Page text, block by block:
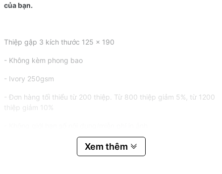
của bạn.
Thiệp gập 3 kích thước 125 x 190
- Không kèm phong bao
- Ivory 250gsm
- Đơn hàng tối thiểu từ 200 thiệp. Từ 800 thiệp giảm 5%, từ 1200
thiệp giảm 10%
Xem thêm